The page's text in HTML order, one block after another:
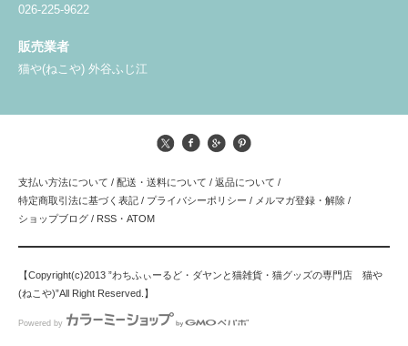
026-225-9622
販売業者
猫や(ねこや) 外谷ふじ江
支払い方法について / 配送・送料について / 返品について /
特定商取引法に基づく表記 / プライバシーポリシー / メルマガ登録・解除 /
ショップブログ / RSS ・ ATOM
【Copyright(c)2013 ”わちふぃーるど・ダヤンと猫雑貨・猫グッズの専門店 猫や
(ねこや)”All Right Reserved.】
Powered by